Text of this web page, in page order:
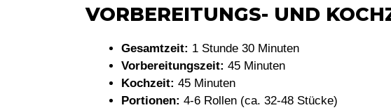
VORBEREITUNGS- UND
Gesamtzeit: 1 Stunde 30 Minuten
Vorbereitungszeit: 45 Minuten
Kochzeit: 45 Minuten
Portionen: 4-6 Rollen (ca. 32-48 Stücke)